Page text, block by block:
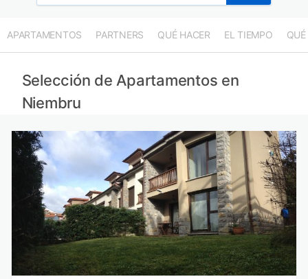
APARTAMENTOS PARTNERS QUÉ HACER EL TIEMPO QUÉ
Selección de Apartamentos en
Niembru